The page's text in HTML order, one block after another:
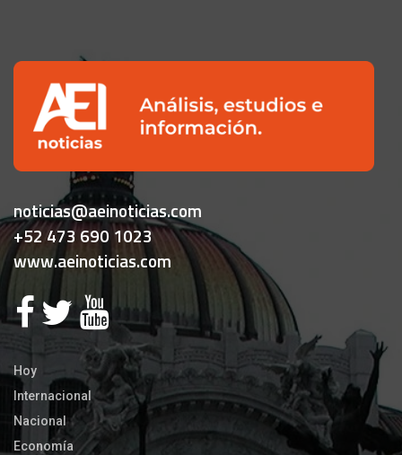
noticias@aeinoticias.com
+52 473 690 1023
www.aeinoticias.com
Hoy
Internacional
Nacional
Economía